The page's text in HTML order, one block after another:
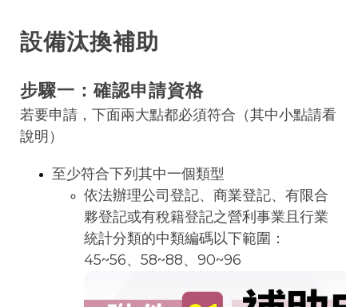
設備汰換補助
步驟一：確認申請資格
若要申請，下面兩大點都必須符合（其中小點請看
說明）
至少符合下列其中一個類型
依法辦理公司登記、商業登記、有限合
夥登記或有稅籍登記之營利事業且行業
統計分類的中類編碼以下範圍：
45~56、58~88、90~96